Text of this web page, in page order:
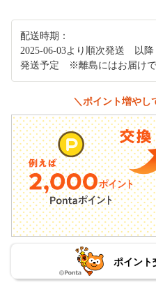
配送時期：
2025-06-03より順次発送 以
発送予定 ※離島にはお届けで
＼ポイント増やし
ポイント